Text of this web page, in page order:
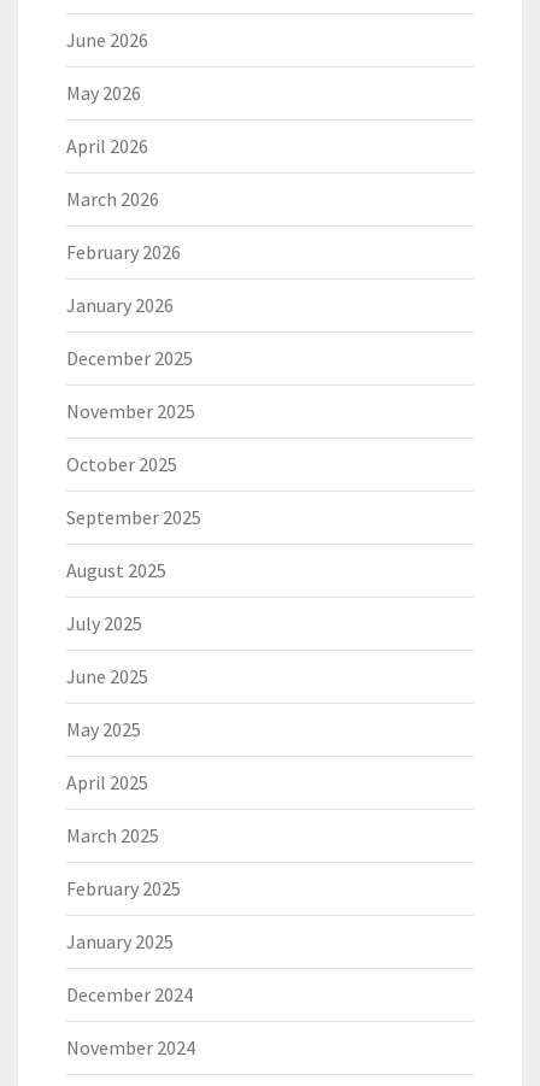
June 2026
May 2026
April 2026
March 2026
February 2026
January 2026
December 2025
November 2025
October 2025
September 2025
August 2025
July 2025
June 2025
May 2025
April 2025
March 2025
February 2025
January 2025
December 2024
November 2024